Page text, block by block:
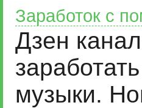
Заработок с
Дзен
музыки.